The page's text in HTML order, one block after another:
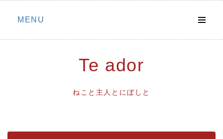
Skip
MENU
Te ador
ねこと主人とにぼしと